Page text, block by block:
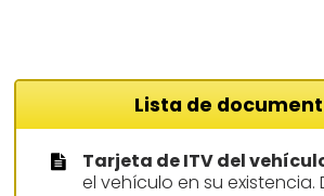
Lista de
Tarjeta de ITV del
el vehículo en su